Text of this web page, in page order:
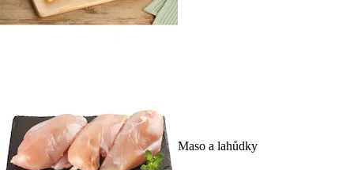
Maso a lahůdky